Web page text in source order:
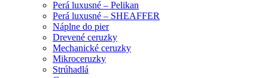
Perá luxusné – Pelikan
Perá luxusné – SHEAFFER
Náplne do pier
Drevené ceruzky
Mechanické ceruzky
Mikroceruzky
Strúhadlá